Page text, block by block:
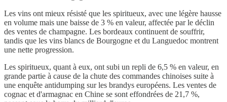
Les vins ont mieux résisté que les spiritueux, avec une légère hausse
en volume mais une baisse de 3 % en valeur, affectée par le déclin
des ventes de champagne. Les bordeaux continuent de souffrir,
tandis que les vins blancs de Bourgogne et du Languedoc montrent
une nette progression.
Les spiritueux, quant à eux, ont subi un repli de 6,5 % en valeur, en
grande partie à cause de la chute des commandes chinoises suite à
une enquête antidumping sur les brandys européens. Les ventes de
cognac et d'armagnac en Chine se sont effondrées de 21,7 %,